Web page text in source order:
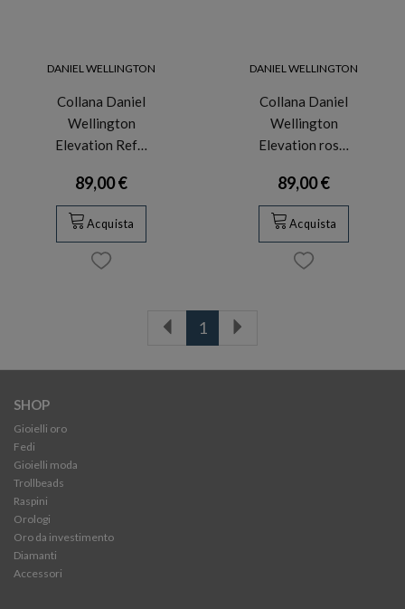
DANIEL WELLINGTON
Collana Daniel
Wellington
Elevation Ref…
89,00 €
Acquista
DANIEL WELLINGTON
Collana Daniel
Wellington
Elevation ros…
89,00 €
Acquista
1
SHOP
Gioielli oro
Fedi
Gioielli moda
Trollbeads
Raspini
Orologi
Oro da investimento
Diamanti
Accessori